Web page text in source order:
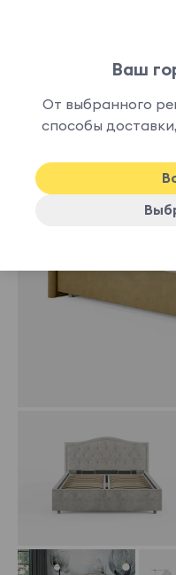
наличии
Ваш
От выбранного
способы